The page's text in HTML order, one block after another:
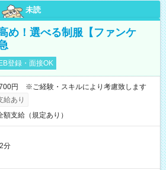
未読
め！選べる制服【ファンケ
登録・面接OK
円 ※ご経験・スキルにより考慮致します
給あり
額支給（規定あり）
分